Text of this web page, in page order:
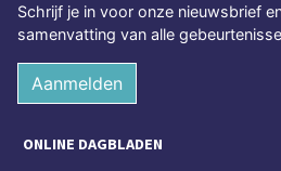
Schrijf je in voor onze nieuwsbrief
samenvatting van alle
Aanmelden
ONLINE DAGBLADEN